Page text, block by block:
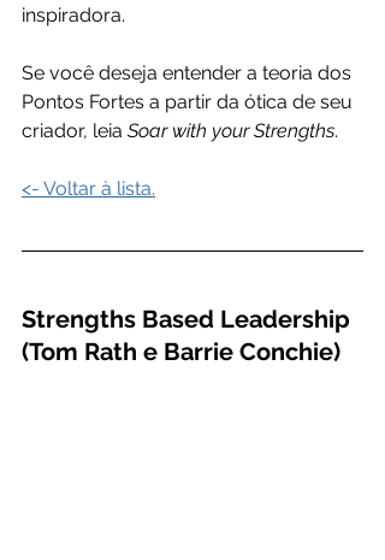
inspiradora.
Se você deseja entender a teoria dos
Pontos Fortes a partir da ótica de seu
criador, leia Soar with your Strengths.
<- Voltar à lista.
Strengths Based Leadership
(Tom Rath e Barrie Conchie)